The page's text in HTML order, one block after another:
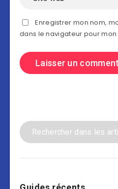
Enregistrer mon nom,
dans le navigateur pour